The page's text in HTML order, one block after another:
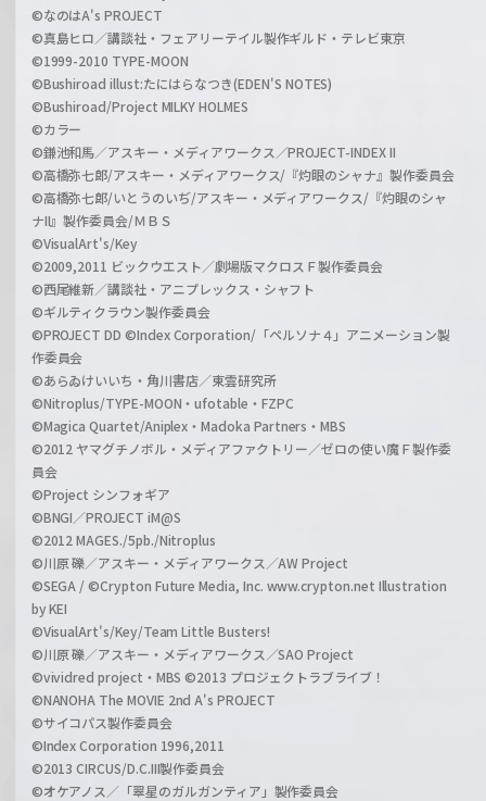
©なのはA's PROJECT
©真島ヒロ／講談社・フェアリーテイル製作ギルド・テレビ東京
©1999-2010 TYPE-MOON
©Bushiroad illust:たにはらなつき(EDEN'S NOTES)
©Bushiroad/Project MILKY HOLMES
©カラー
©鎌池和馬／アスキー・メディアワークス／PROJECT-INDEX II
©高橋弥七郎/アスキー・メディアワークス/『灼眼のシャナ』製作委員会
©高橋弥七郎/いとうのいぢ/アスキー・メディアワークス/『灼眼のシャ
ナII』製作委員会/ＭＢＳ
©VisualArt's/Key
©2009,2011 ビックウエスト／劇場版マクロスＦ製作委員会
©西尾維新／講談社・アニプレックス・シャフト
©ギルティクラウン製作委員会
©PROJECT DD ©Index Corporation/「ペルソナ４」アニメーション製
作委員会
©あらゐけいいち・角川書店／東雲研究所
©Nitroplus/TYPE-MOON・ufotable・FZPC
©Magica Quartet/Aniplex・Madoka Partners・MBS
©2012 ヤマグチノボル・メディアファクトリー／ゼロの使い魔Ｆ製作委
員会
©Project シンフォギア
©BNGI／PROJECT iM@S
©2012 MAGES./5pb./Nitroplus
©川原 礫／アスキー・メディアワークス／AW Project
©SEGA / ©Crypton Future Media, Inc. www.crypton.net Illustration
by KEI
©VisualArt's/Key/Team Little Busters!
©川原 礫／アスキー・メディアワークス／SAO Project
©vividred project・MBS ©2013 プロジェクトラブライブ！
©NANOHA The MOVIE 2nd A's PROJECT
©サイコパス製作委員会
©Index Corporation 1996,2011
©2013 CIRCUS/D.C.III製作委員会
©オケアノス／「翠星のガルガンティア」製作委員会